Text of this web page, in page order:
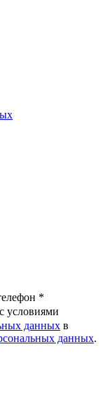
*
условиями
данных в
данных.